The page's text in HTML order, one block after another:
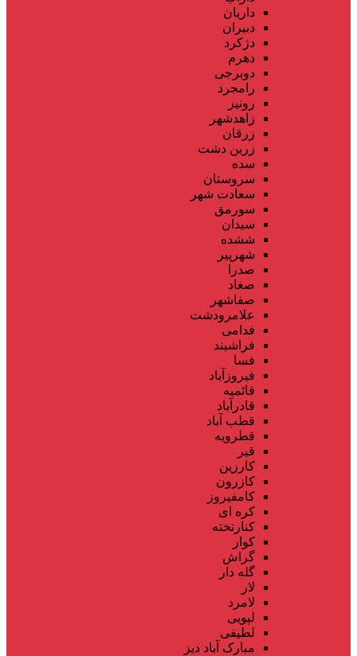
داریان
دبیران
دژکرد
دهرم
دوبرجی
رامجرد
رونیز
زاهدشهر
زرقان
زرین دشت
سده
سروستان
سعادت شهر
سورمق
سیدان
ششده
شهرپیر
صدرا
صغاد
صفاشهر
علامرودشت
فدامی
فراشبند
فسا
فیروزآباد
قائمیه
قادرآباد
قطب آباد
قطرویه
قیر
کارزین
کازرون
کامفیروز
کره ای
کنارتخته
کوار
گراش
گله دار
لار
لامرد
لپویی
لطیفی
مبارک آباد دیز